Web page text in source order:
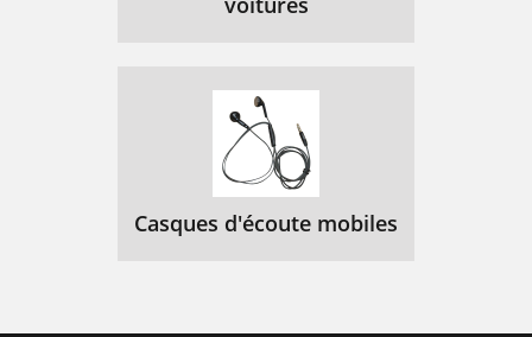
Casques d'écoute mobiles